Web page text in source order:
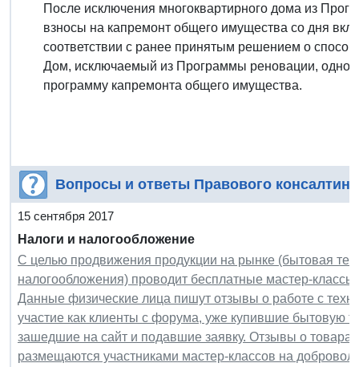
После исключения многоквартирного дома из
взносы на капремонт общего имущества со дня
соответствии с ранее принятым решением о
Дом, исключаемый из Программы реновации,
программу капремонта общего имущества.
Вопросы и ответы Правового
15 сентября 2017
Налоги и налогообложение
С целью продвижения продукции на рынке (бытовая
налогообложения) проводит бесплатные мастер-
Данные физические лица пишут отзывы о работе с
участие как клиенты с форума, уже купившие бытовую
зашедшие на сайт и подавшие заявку. Отзывы о
размещаются участниками мастер-классов на